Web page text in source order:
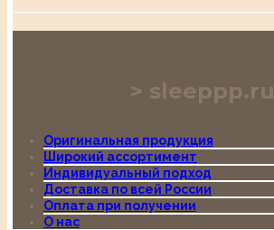
sleeppp.ru
Оригинальная продукция
Широкий ассортимент
Индивидуальный подход
Доставка по всей России
Оплата при получении
О нас